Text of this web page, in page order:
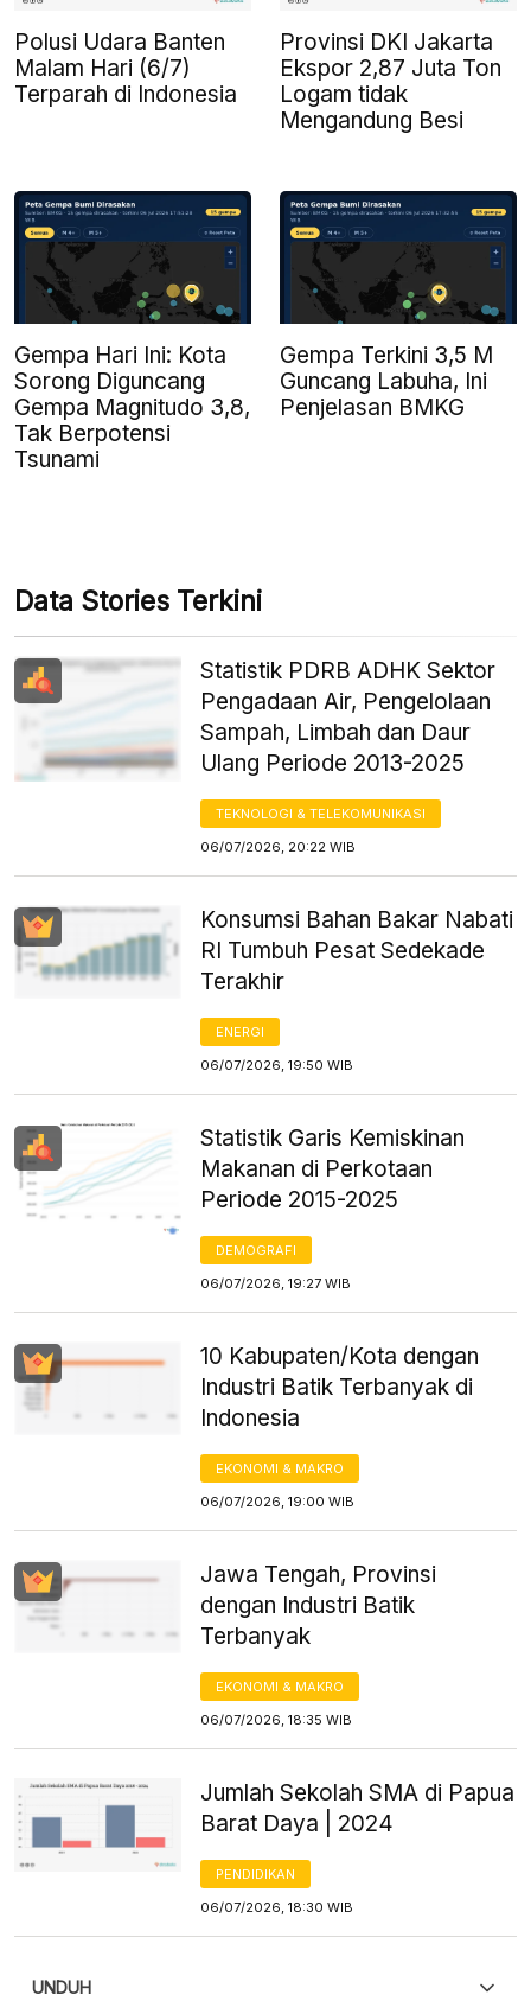
Polusi Udara Banten
Malam Hari (6/7)
Terparah di Indonesia
Provinsi DKI Jakarta
Ekspor 2,87 Juta Ton
Logam tidak
Mengandung Besi
Gempa Hari Ini: Kota
Sorong Diguncang
Gempa Magnitudo 3,8,
Tak Berpotensi
Tsunami
Gempa Terkini 3,5 M
Guncang Labuha, Ini
Penjelasan BMKG
Data Stories Terkini
Statistik PDRB ADHK Sektor
Pengadaan Air, Pengelolaan
Sampah, Limbah dan Daur
Ulang Periode 2013-2025
TEKNOLOGI & TELEKOMUNIKASI
06/07/2026, 20:22 WIB
Konsumsi Bahan Bakar Nabati
RI Tumbuh Pesat Sedekade
Terakhir
ENERGI
06/07/2026, 19:50 WIB
Statistik Garis Kemiskinan
Makanan di Perkotaan
Periode 2015-2025
DEMOGRAFI
06/07/2026, 19:27 WIB
10 Kabupaten/Kota dengan
Industri Batik Terbanyak di
Indonesia
EKONOMI & MAKRO
06/07/2026, 19:00 WIB
Jawa Tengah, Provinsi
dengan Industri Batik
Terbanyak
EKONOMI & MAKRO
06/07/2026, 18:35 WIB
Jumlah Sekolah SMA di Papua
Barat Daya | 2024
PENDIDIKAN
06/07/2026, 18:30 WIB
UNDUH